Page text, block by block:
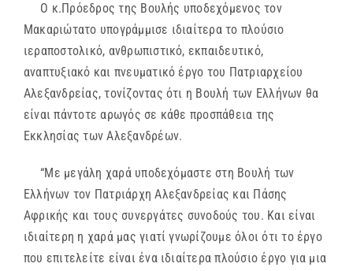
Ο κ.Πρόεδρος της Βουλής υποδεχόμενος τον
Μακαριώτατο υπογράμμισε ιδιαίτερα το πλούσιο
ιεραποστολικό, ανθρωπιστικό, εκπαιδευτικό,
αναπτυξιακό και πνευματικό έργο του Πατριαρχείου
Αλεξανδρείας, τονίζοντας ότι η Βουλή των Ελλήνων θα
είναι πάντοτε αρωγός σε κάθε προσπάθεια της
Εκκλησίας των Αλεξανδρέων.
“Με μεγάλη χαρά υποδεχόμαστε στη Βουλή των
Ελλήνων τον Πατριάρχη Αλεξανδρείας και Πάσης
Αφρικής και τους συνεργάτες συνοδούς του. Και είναι
ιδιαίτερη η χαρά μας γιατί γνωρίζουμε όλοι ότι το έργο
που επιτελείτε είναι ένα ιδιαίτερα πλούσιο έργο για μια